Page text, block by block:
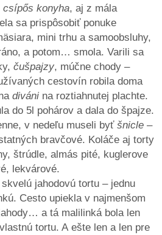
csípős konyha, aj z mála
sa prispôsobiť ponuke
mini trhu a samoobsluhy,
a potom… smola. Varili sa
čušpajzy, múčne chody –
cestovín robila doma
diváni na roztiahnutej plachte.
do 5l pohárov a dala do špajze.
v nedeľu museli byť šnicle –
bravčové. Koláče aj torty
štrúdle, almás pité, kuglerove
lekvárové.
jahodovú tortu – jednu
Cesto upiekla v najmenšom
a tá malilinká bola len
tortu. A ešte len a len pre